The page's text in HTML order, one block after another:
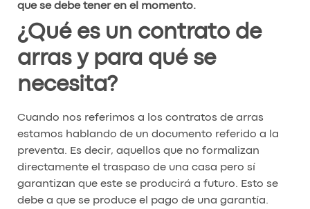
que se debe tener en el momento.
¿Qué es un contrato de
arras y para qué se
necesita?
Cuando nos referimos a los contratos de arras
estamos hablando de un documento referido a la
preventa. Es decir, aquellos que no formalizan
directamente el traspaso de una casa pero sí
garantizan que este se producirá a futuro. Esto se
debe a que se produce el pago de una garantía.